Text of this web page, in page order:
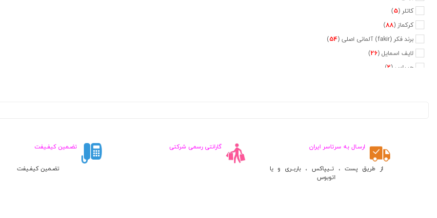
کاتلر (5
)
کرکماز (88
)
برند فکر (fakir) آلمانی اصلی (
54
)
لایف اسمایل (26
)
جیپاس (2
)
)
جی وی سی (
)
ارسـال به سرتاسر ایران
از طریق پست ، تــیپاکس ، باربــری و یا
اتوبوس
گارانتی رسمی شرکتی تضـمین کیفـیفت
تضـمین کیفـیفت